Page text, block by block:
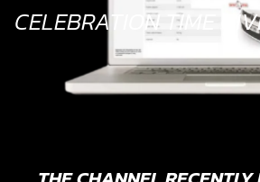
CELEBRATION TIME